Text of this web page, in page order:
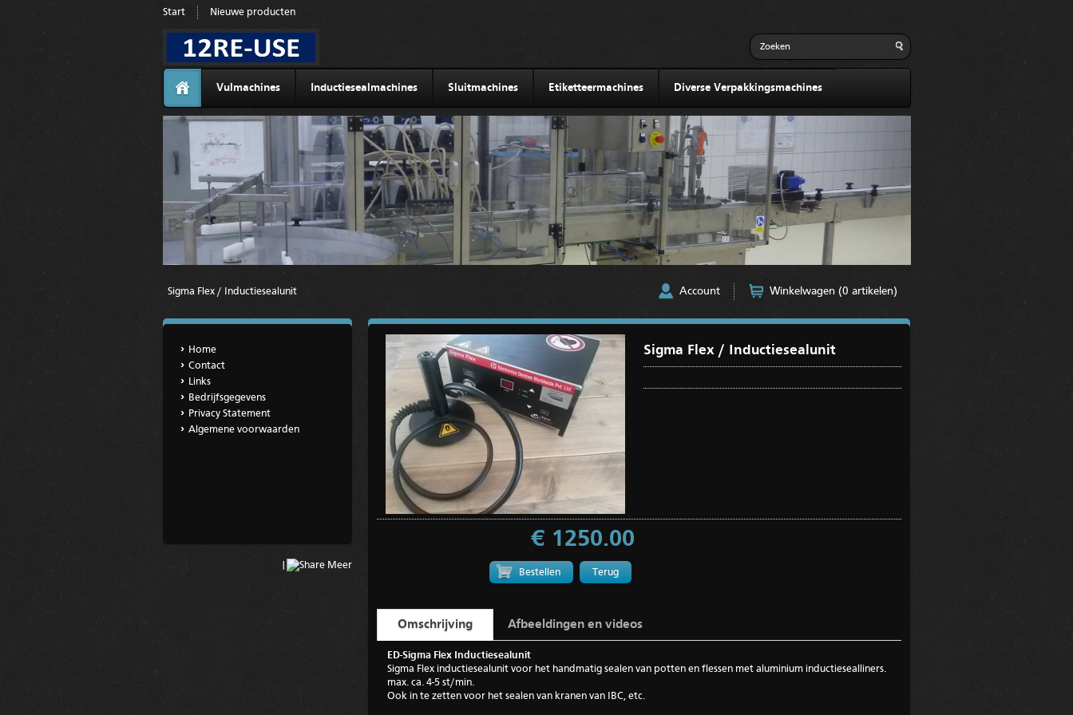
Start Nieuwe producten
Vulmachines Inductiesealmachines Sluitmachines Etiketteermachines Diverse Verpakkingsmachines
Sigma Flex / Inductiesealunit Account Winkelwagen (0 artikelen)
Home
Contact
Links
Bedrijfsgegevens
Privacy Statement
Algemene voorwaarden
Meer
Sigma Flex / Inductiesealunit
€ 1250.00
Terug
Omschrijving Afbeeldingen en videos
ED-Sigma Flex Inductiesealunit
Sigma Flex inductiesealunit voor het handmatig sealen van potten en flessen met aluminium inductiesealliners.
max. ca. 4-5 st/min.
Ook in te zetten voor het sealen van kranen van IBC, etc.